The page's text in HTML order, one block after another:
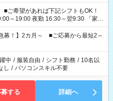
19:00 夜勤 16:30～翌9:30 「家族
裕を持って夕飯の準備がしたい」
い」 など、ご希望を教えてください
時間。 合計で週40時間を超える場
募！】2カ月～ ■ご応募から最短2～
中 / 服装自由 / シフト勤務 / 10名以
し / パソコンスキル不要
募する 詳細へ